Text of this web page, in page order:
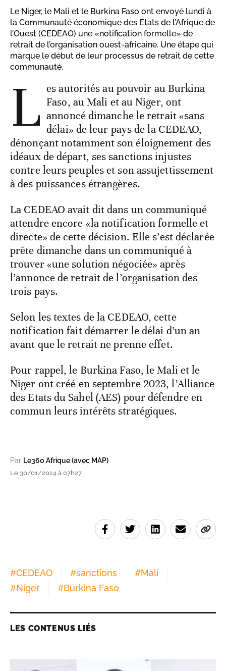
Le Niger, le Mali et le Burkina Faso ont envoyé lundi à
la Communauté économique des Etats de l’Afrique de
l’Ouest (CEDEAO) une «notification formelle» de
retrait de l’organisation ouest-africaine. Une étape qui
marque le début de leur processus de retrait de cette
communauté.
L es autorités au pouvoir au Burkina
Faso, au Mali et au Niger, ont
annoncé dimanche le retrait «sans
délai» de leur pays de la CEDEAO,
dénonçant notamment son éloignement des
idéaux de départ, ses sanctions injustes
contre leurs peuples et son assujettissement
à des puissances étrangères.
La CEDEAO avait dit dans un communiqué
attendre encore «la notification formelle et
directe» de cette décision. Elle s’est déclarée
prête dimanche dans un communiqué à
trouver «une solution négociée» après
l’annonce de retrait de l’organisation des
trois pays.
Selon les textes de la CEDEAO, cette
notification fait démarrer le délai d’un an
avant que le retrait ne prenne effet.
Pour rappel, le Burkina Faso, le Mali et le
Niger ont créé en septembre 2023, l’Alliance
des Etats du Sahel (AES) pour défendre en
commun leurs intérêts stratégiques.
Par Le360 Afrique (avec MAP)
Le 30/01/2024 à 07h27
#CEDEAO #sanctions #Mali
#Niger #Burkina Faso
LES CONTENUS LIÉS